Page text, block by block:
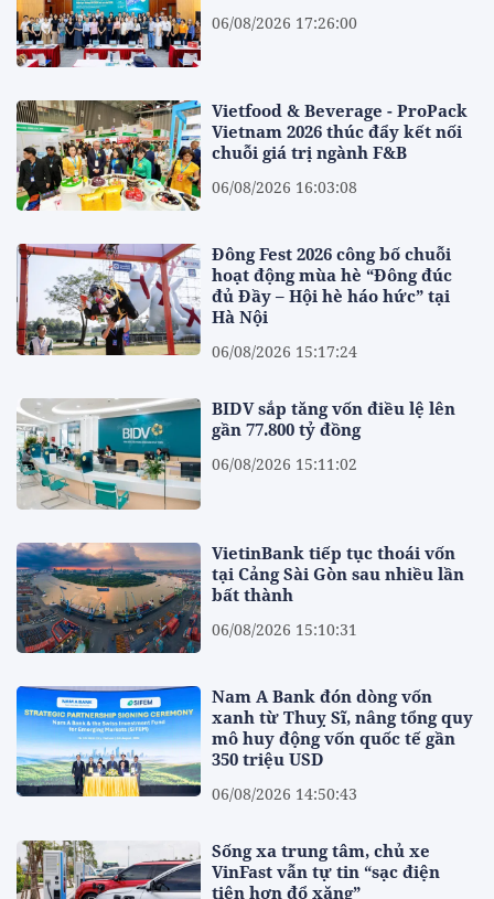
06/08/2026 17:26:00
Vietfood & Beverage - ProPack
Vietnam 2026 thúc đẩy kết nối
chuỗi giá trị ngành F&B
06/08/2026 16:03:08
Đông Fest 2026 công bố chuỗi
hoạt động mùa hè “Đông đúc
đủ Đầy – Hội hè háo hức” tại
Hà Nội
06/08/2026 15:17:24
BIDV sắp tăng vốn điều lệ lên
gần 77.800 tỷ đồng
06/08/2026 15:11:02
VietinBank tiếp tục thoái vốn
tại Cảng Sài Gòn sau nhiều lần
bất thành
06/08/2026 15:10:31
Nam A Bank đón dòng vốn
xanh từ Thuỵ Sĩ, nâng tổng quy
mô huy động vốn quốc tế gần
350 triệu USD
06/08/2026 14:50:43
Sống xa trung tâm, chủ xe
VinFast vẫn tự tin “sạc điện
tiện hơn đổ xăng”